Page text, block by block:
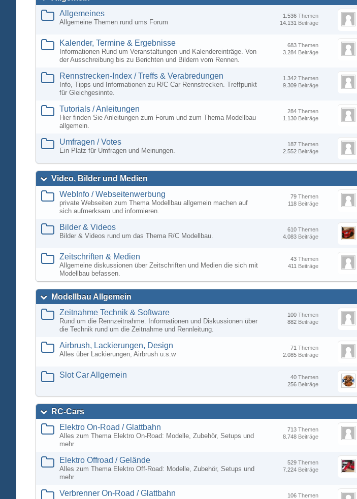
Allgemeines
Allgemeine Themen rund ums Forum
Themen
1.536
Beiträge
14.131
Kalender, Termine & Ergebnisse
Informationen Rund um Veranstaltungen und Kalendereinträge. Von
der Ausschreibung bis zu Berichten und Bildern vom Rennen.
Themen
683
Beiträge
3.284
Rennstrecken-Index / Treffs & Verabredungen
Info, Tipps und Informationen zu R/C Car Rennstrecken. Treffpunkt
für Gleichgesinnte.
Themen
1.342
Beiträge
9.309
Tutorials / Anleitungen
Hier finden Sie Anleitungen zum Forum und zum Thema Modellbau
allgemein.
Themen
284
Beiträge
1.130
Umfragen / Votes
Ein Platz für Umfragen und Meinungen.
Themen
187
Beiträge
2.552
Video, Bilder und Medien
WebInfo / Webseitenwerbung
private Webseiten zum Thema Modellbau allgemein machen auf
sich aufmerksam und informieren.
Themen
79
Beiträge
118
Bilder & Videos
Bilder & Videos rund um das Thema R/C Modellbau.
Themen
610
Beiträge
4.083
Zeitschriften & Medien
Allgemeine diskussionen über Zeitschriften und Medien die sich mit
Modellbau befassen.
Themen
43
Beiträge
411
Modellbau Allgemein
Zeitnahme Technik & Software
Rund um die Rennzeitnahme. Informationen und Diskussionen über
die Technik rund um die Zeitnahme und Rennleitung.
Themen
100
Beiträge
882
Airbrush, Lackierungen, Design
Alles über Lackierungen, Airbrush u.s.w
Themen
71
Beiträge
2.085
Slot Car Allgemein Themen
40
Beiträge
256
RC-Cars
Elektro On-Road / Glattbahn
Alles zum Thema Elektro On-Road: Modelle, Zubehör, Setups und
mehr
Themen
713
Beiträge
8.748
Elektro Offroad / Gelände
Alles zum Thema Elektro Off-Road: Modelle, Zubehör, Setups und
mehr
Themen
529
Beiträge
7.224
Verbrenner On-Road / Glattbahn Themen
106